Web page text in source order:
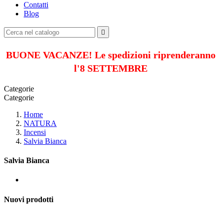
Contatti
Blog

BUONE VACANZE! Le spedizioni riprenderanno
l'8 SETTEMBRE
Categorie
Categorie
Home
NATURA
Incensi
Salvia Bianca
Salvia Bianca
Nuovi prodotti